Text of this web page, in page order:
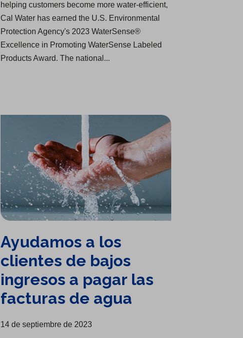
helping customers become more water-efficient,
Cal Water has earned the U.S. Environmental
Protection Agency's 2023 WaterSense®
Excellence in Promoting WaterSense Labeled
Products Award. The national...
Ayudamos a los clientes de bajos ingresos a pagar las facturas de agua
Ayudamos a los
clientes de bajos
ingresos a pagar las
facturas de agua
14 de septiembre de 2023